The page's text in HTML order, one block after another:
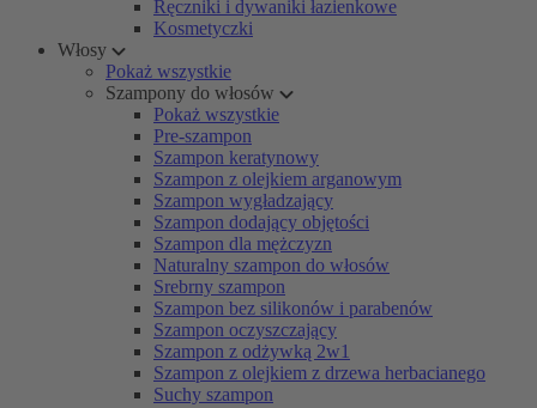
Ręczniki i dywaniki łazienkowe
Kosmetyczki
Włosy
Pokaż wszystkie
Szampony do włosów
Pokaż wszystkie
Pre-szampon
Szampon keratynowy
Szampon z olejkiem arganowym
Szampon wygładzający
Szampon dodający objętości
Szampon dla mężczyzn
Naturalny szampon do włosów
Srebrny szampon
Szampon bez silikonów i parabenów
Szampon oczyszczający
Szampon z odżywką 2w1
Szampon z olejkiem z drzewa herbacianego
Suchy szampon